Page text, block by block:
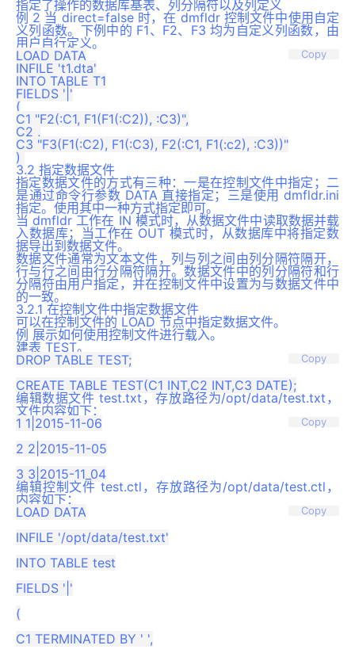
指定了操作的数据库基表、列分隔符以及列定义
例 2 当 direct=false 时，在 dmfldr 控制文件中使用自定
义列函数。下例中的 F1、F2、F3 均为自定义列函数，由
用户自行定义。
Copy
LOAD DATA
INFILE 't1.dta'
INTO TABLE T1
FIELDS '|'
(
C1 "F2(:C1, F1(F1(:C2)), :C3)",
C2 ,
C3 "F3(F1(:C2), F1(:C3), F2(:C1, F1(:c2), :C3))"
3.2 指定数据文件
指定数据文件的方式有三种：一是在控制文件中指定；二
是通过命令行参数 DATA 直接指定；三是使用 dmfldr.ini
指定。使用其中一种方式指定即可。
当 dmfldr 工作在 IN 模式时，从数据文件中读取数据并载
入数据库；当工作在 OUT 模式时，从数据库中将指定数
据导出到数据文件。
数据文件通常为文本文件，列与列之间由列分隔符隔开，
行与行之间由行分隔符隔开。数据文件中的列分隔符和行
分隔符由用户指定，并在控制文件中设置为与数据文件中
的一致。
3.2.1 在控制文件中指定数据文件
可以在控制文件的 LOAD 节点中指定数据文件。
例 展示如何使用控制文件进行载入。
建表 TEST。
Copy
DROP TABLE TEST;
编辑数据文件 test.txt，存放路径为/opt/data/test.txt，
文件内容如下：
Copy
1 1|2015-11-06
2 2|2015-11-05
编辑控制文件 test.ctl，存放路径为/opt/data/test.ctl，
内容如下：
Copy
LOAD DATA
INFILE '/opt/data/test.txt'
INTO TABLE test
FIELDS '|'
(
C1 TERMINATED BY ' ',